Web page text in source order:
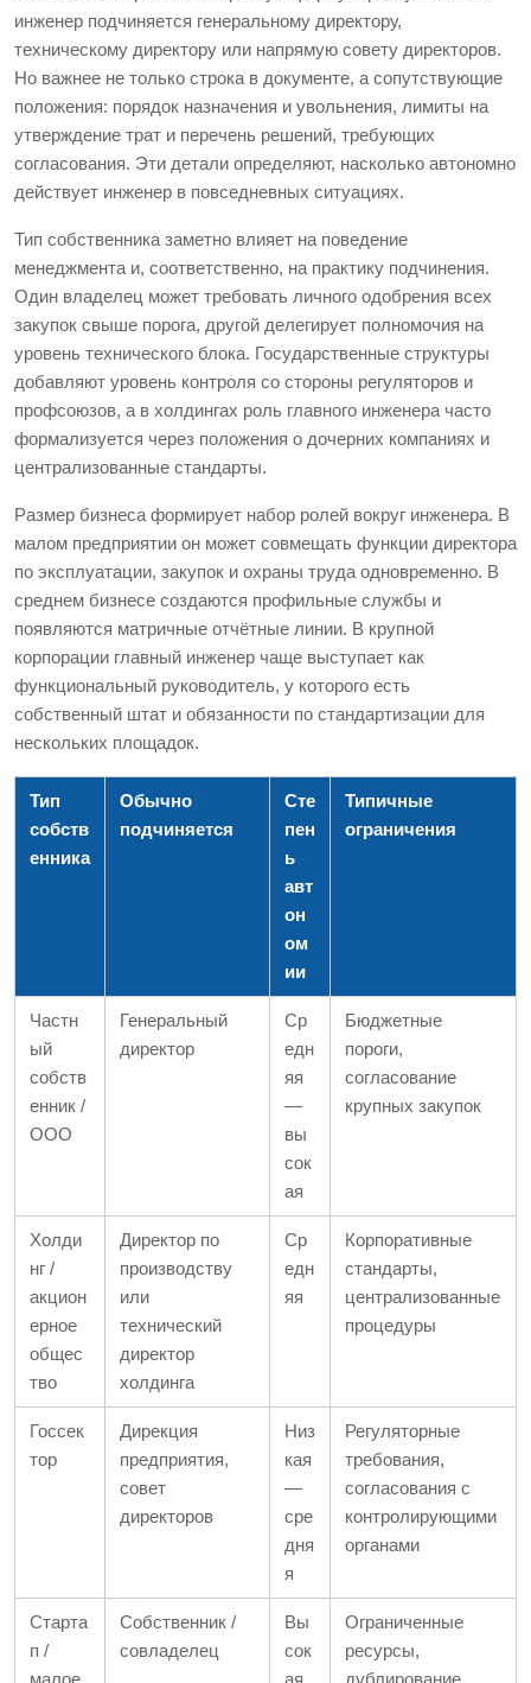
инженер подчиняется генеральному директору,
техническому директору или напрямую совету директоров.
Но важнее не только строка в документе, а сопутствующие
положения: порядок назначения и увольнения, лимиты на
утверждение трат и перечень решений, требующих
согласования. Эти детали определяют, насколько автономно
действует инженер в повседневных ситуациях.
Тип собственника заметно влияет на поведение
менеджмента и, соответственно, на практику подчинения.
Один владелец может требовать личного одобрения всех
закупок свыше порога, другой делегирует полномочия на
уровень технического блока. Государственные структуры
добавляют уровень контроля со стороны регуляторов и
профсоюзов, а в холдингах роль главного инженера часто
формализуется через положения о дочерних компаниях и
централизованные стандарты.
Размер бизнеса формирует набор ролей вокруг инженера. В
малом предприятии он может совмещать функции директора
по эксплуатации, закупок и охраны труда одновременно. В
среднем бизнесе создаются профильные службы и
появляются матричные отчётные линии. В крупной
корпорации главный инженер чаще выступает как
функциональный руководитель, у которого есть
собственный штат и обязанности по стандартизации для
нескольких площадок.
Тип
собств
енника
Обычно
подчиняется
Сте
пен
ь
авт
он
ом
ии
Типичные
ограничения
Частн
ый
собств
енник /
ООО
Генеральный
директор
Ср
едн
яя
—
вы
сок
ая
Бюджетные
пороги,
согласование
крупных закупок
Холди
нг /
акцион
ерное
общес
тво
Директор по
производству
или
технический
директор
холдинга
Ср
едн
яя
Корпоративные
стандарты,
централизованные
процедуры
Госсек
тор
Дирекция
предприятия,
совет
директоров
Низ
кая
—
сре
дня
я
Регуляторные
требования,
согласования с
контролирующими
органами
Старта
п /
малое
Собственник /
совладелец
Вы
сок
ая
Ограниченные
ресурсы,
дублирование